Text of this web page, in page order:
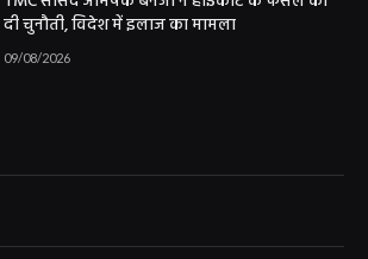
दी चुनौती, विदेश में इलाज का मामला
09/08/2026